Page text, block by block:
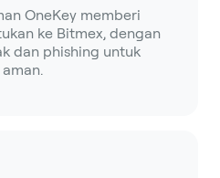
OneKey memberi
ke Bitmex, dengan
dan phishing untuk